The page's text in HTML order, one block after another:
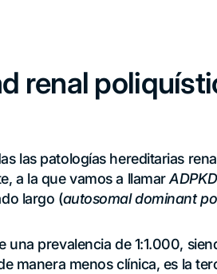
renal
las patologías hereditarias
a la que vamos a llamar ADPKD
largo (autosomal dominant
una prevalencia de 1:1.000,
manera menos clínica, es la